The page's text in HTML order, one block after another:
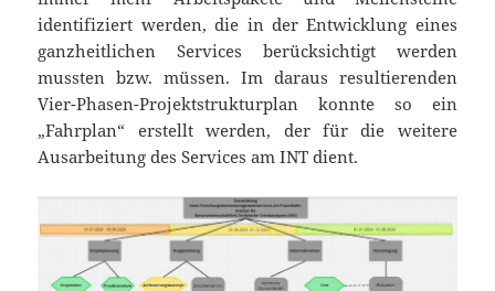
identifiziert werden, die in der Entwicklung eines
ganzheitlichen Services berücksichtigt werden
mussten bzw. müssen. Im daraus resultierenden
Vier-Phasen-Projektstrukturplan konnte so ein
„Fahrplan“ erstellt werden, der für die weitere
Ausarbeitung des Services am INT dient.